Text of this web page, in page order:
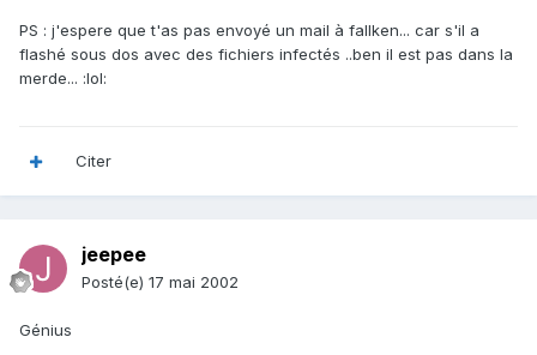
PS : j'espere que t'as pas envoyé un mail à fallken... car s'il a
flashé sous dos avec des fichiers infectés ..ben il est pas dans la
merde... :lol:
Citer
jeepee
Posté(e) 17 mai 2002
Génius